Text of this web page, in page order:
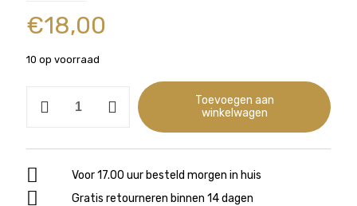
€18,00
10 op voorraad
Super
Charger
Snel
Toevoegen aan
winkelwagen
Voor 17.00 uur besteld morgen in huis
Gratis retourneren binnen 14 dagen